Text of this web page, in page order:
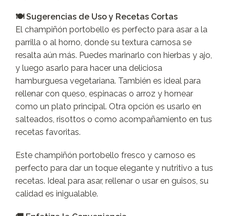
🍽️ Sugerencias de Uso y Recetas Cortas
El champiñón portobello es perfecto para asar a la
parrilla o al horno, donde su textura carnosa se
resalta aún más. Puedes marinarlo con hierbas y ajo,
y luego asarlo para hacer una deliciosa
hamburguesa vegetariana. También es ideal para
rellenar con queso, espinacas o arroz y hornear
como un plato principal. Otra opción es usarlo en
salteados, risottos o como acompañamiento en tus
recetas favoritas.
Este champiñón portobello fresco y carnoso es
perfecto para dar un toque elegante y nutritivo a tus
recetas. Ideal para asar, rellenar o usar en guisos, su
calidad es inigualable.